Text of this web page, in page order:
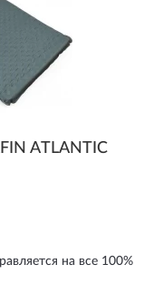
ATLANTIC
на все 100%